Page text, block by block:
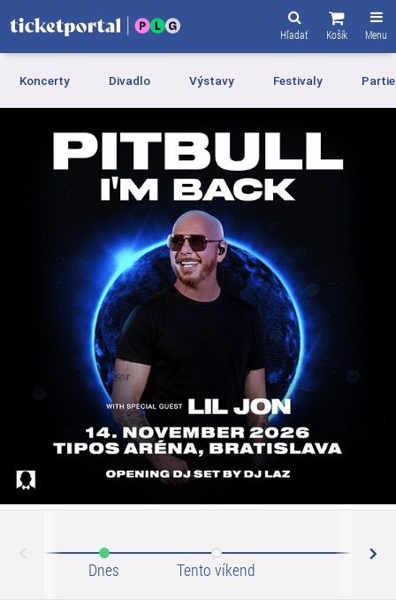
Menu
Košík
Hľadať
Koncerty Divadlo Výstavy Festivaly
Dnes Tento víkend